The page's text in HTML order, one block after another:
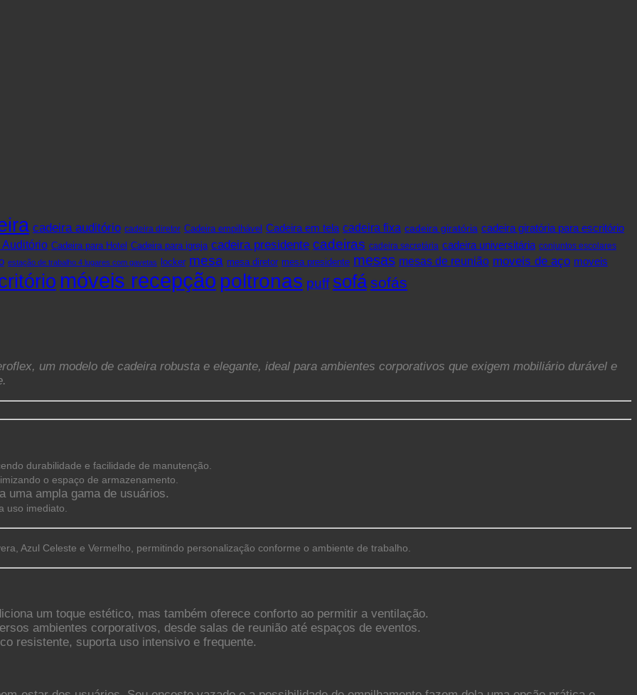
cadeira auditório cadeira diretor Cadeira empilhável Cadeira em tela cadeira fixa cadeira giratória cadeira giratória para escritório
Cadeira para Hotel Cadeira para igreja cadeira presidente cadeiras cadeira secretária cadeira universitária conjuntos escolares
estação de trabalho 4 lugares com gavetas locker mesa mesa diretor mesa presidente mesas mesas de reunião moveis de aço moveis
móveis recepção poltronas puff sofá sofás
um modelo de cadeira robusta e elegante, ideal para ambientes corporativos que exigem mobiliário durável e
durabilidade e facilidade de manutenção.
o espaço de armazenamento.
uma ampla gama de usuários.
uso imediato.
Azul Celeste e Vermelho, permitindo personalização conforme o ambiente de trabalho.
um toque estético, mas também oferece conforto ao permitir a ventilação.
ambientes corporativos, desde salas de reunião até espaços de eventos.
resistente, suporta uso intensivo e frequente.